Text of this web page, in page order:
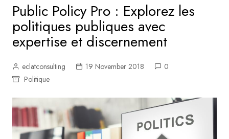
Public Policy Pro : Explorez les
politiques publiques avec
expertise et discernement
eclatconsulting 19 November 2018
0
Politique